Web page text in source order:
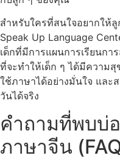
สำหรับใครที่สนใจอยากให้
Speak Up Language
เด็กที่มีการแผนการเรียนก
ที่จะทำให้เด็ก ๆ ได้มีความสุ
ใช้ภาษาได้อย่างมั่นใจ และ
วันได้จริง
คำถามที่พบบ่
ภาษาจีน